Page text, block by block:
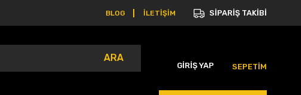
BLOG İLETİŞİM SİPARİŞ TAKİBİ
ARA
GİRİŞ YAP SEPETİM